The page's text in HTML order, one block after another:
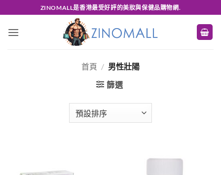
to
content
ZINOMALL是香港最受好評的美妝與保健品購物網.
首頁 / 男性壯陽
篩選